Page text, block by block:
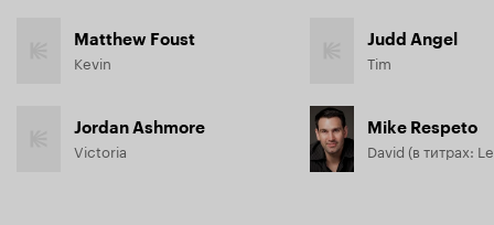
Matthew Foust
Kevin
Jordan Ashmore
Victoria
Judd Angel
Tim
Mike Respeto
David (в титрах: